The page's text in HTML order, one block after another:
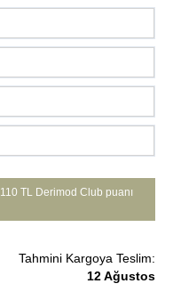
110 TL Derimod Club puanı
Tahmini Kargoya Teslim:
12 Ağustos